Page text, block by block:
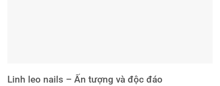
Linh leo nails – Ấn tượng và độc đáo